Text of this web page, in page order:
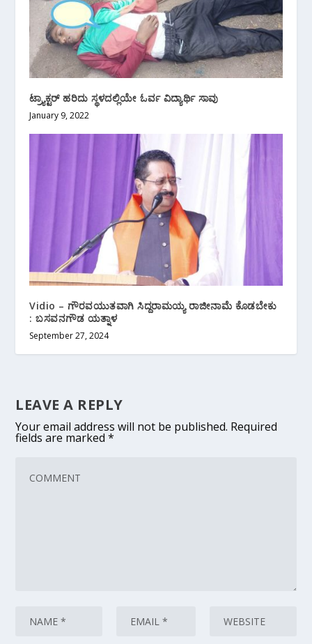
ಟ್ರ್ಯಾಕ್ಟರ್ ಹರಿದು ಸ್ಥಳದಲ್ಲಿಯೇ ಓರ್ವ ವಿದ್ಯಾರ್ಥಿ ಸಾವು
January 9, 2022
Vidio – ಗೌರವಯುತವಾಗಿ ಸಿದ್ದರಾಮಯ್ಯ ರಾಜೀನಾಮೆ ಕೊಡಬೇಕು
: ಬಸವನಗೌಡ ಯತ್ನಾಳ
September 27, 2024
LEAVE A REPLY
Your email address will not be published. Required
fields are marked*